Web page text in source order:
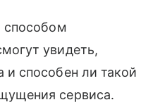
способом
увидеть,
способен ли такой
сервиса.